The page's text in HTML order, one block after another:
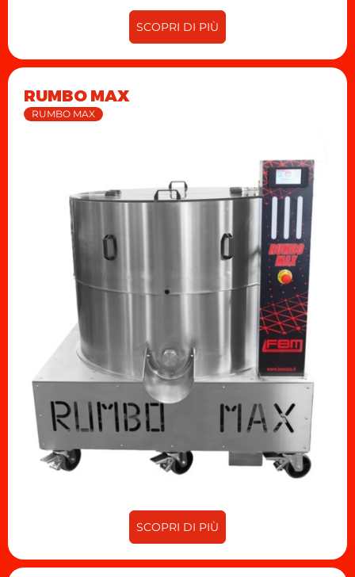
SCOPRI DI PIÙ
RUMBO MAX
RUMBO MAX
SCOPRI DI PIÙ